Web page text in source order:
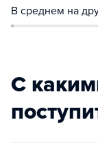
В среднем на
С